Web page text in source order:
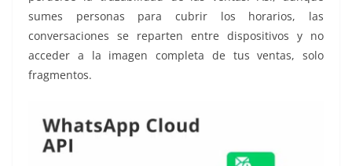
sumes personas para cubrir los horarios, las
conversaciones se reparten entre dispositivos y no
acceder a la imagen completa de tus ventas, solo
fragmentos.